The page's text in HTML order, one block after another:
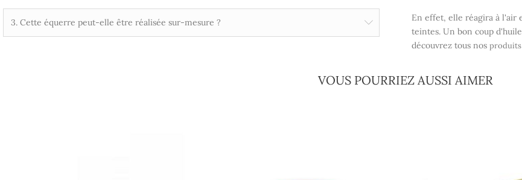
3. Cette équerre peut-elle être réalisée sur-mesure ?
En effet, elle réagira à l'air
teintes. Un bon coup
découvrez tous nos
VOUS POURRIEZ AUSSI AIMER